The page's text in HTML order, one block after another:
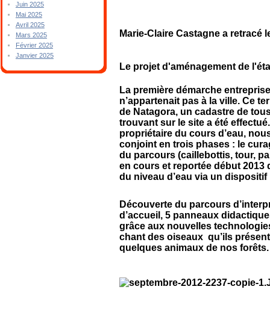
Juin 2025
Mai 2025
Avril 2025
Mars 2025
Février 2025
Janvier 2025
Marie-Claire Castagne a retracé
Le projet d'aménagement de
La première démarche
n’appartenait pas à la ville. Ce
de Natagora, un cadastre de
trouvant sur le site a été
propriétaire du cours d’eau,
conjoint en trois phases : le
du parcours (caillebottis, tour,
en cours et reportée début
du niveau d’eau via un dispositif
Découverte du parcours
d’accueil, 5 panneaux
grâce aux nouvelles
chant des oiseaux qu’ils
quelques animaux de nos forêts.